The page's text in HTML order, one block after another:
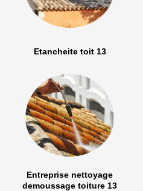
Etancheite toit 13
Entreprise nettoyage
demoussage toiture 13